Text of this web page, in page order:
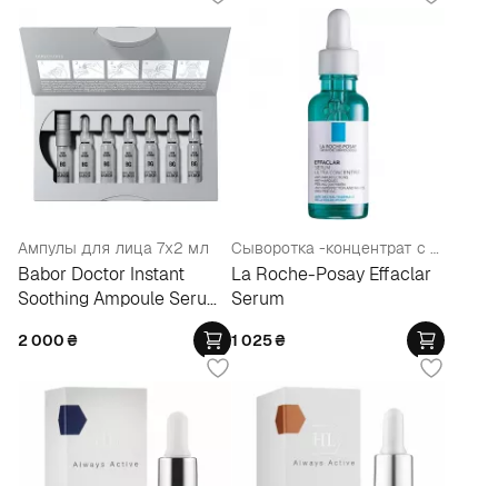
Ампулы для лица 7x2 мл
Babor Doctor Instant
Soothing Ampoule Serum
2 000₴
Сыворотка -концентрат с комплексом трех кислот
La Roche-Posay Effaclar
Serum
1 025₴